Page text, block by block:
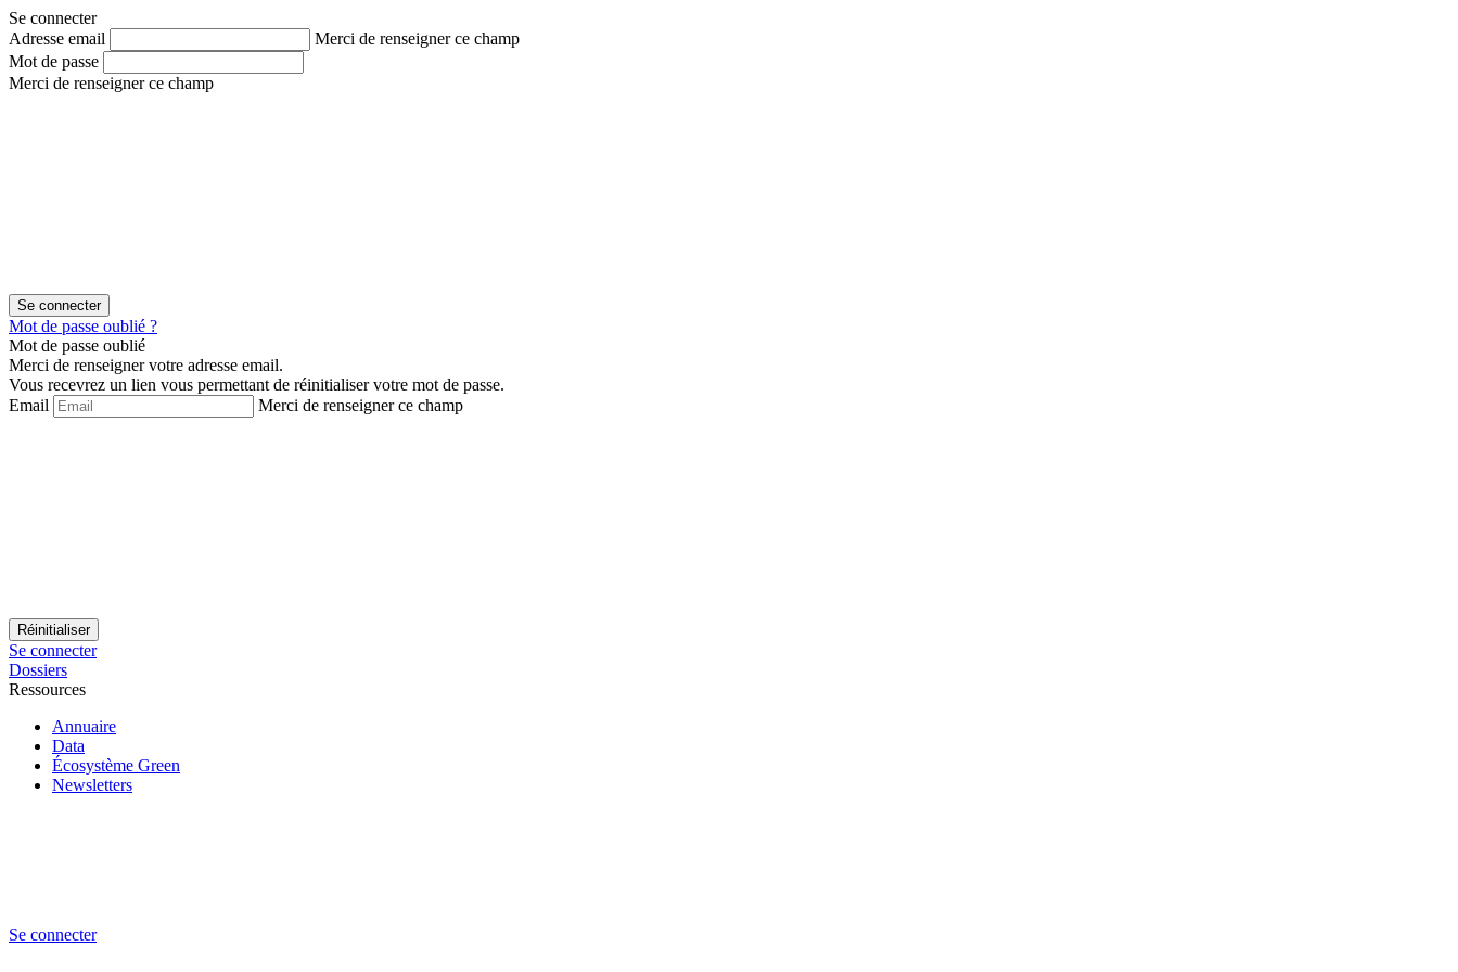
Aller
au
contenu
Aller
au
menu
Se connecter
Adresse email
Merci de renseigner ce champ
Mot de passe
Merci de renseigner ce champ
Mot de passe oublié ?
Mot de passe oublié
Merci de renseigner votre adresse email.
Vous recevrez un lien vous permettant de réinitialiser votre mot de passe.
Email
Merci de renseigner ce champ
Se connecter
Dossiers
Ressources
Annuaire
Data
Écosystème Green
Newsletters
Se connecter